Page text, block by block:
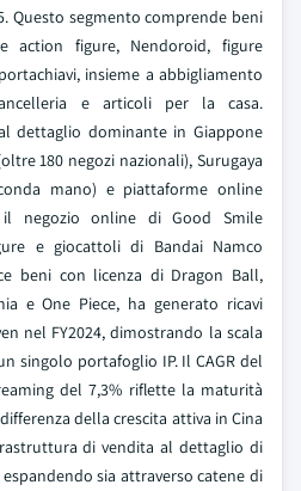
Questo segmento comprende beni
action figure, Nendoroid, figure
insieme a abbigliamento
e articoli per la casa.
dettaglio dominante in Giappone
180 negozi nazionali), Surugaya
mano) e piattaforme online
il negozio online di Good Smile
e giocattoli di Bandai Namco
beni con licenza di Dragon Ball,
e One Piece, ha generato ricavi
nel FY2024, dimostrando la scala
singolo portafoglio IP. Il CAGR del
del 7,3% riflette la maturità
della crescita attiva in Cina
di vendita al dettaglio di
sia attraverso catene di